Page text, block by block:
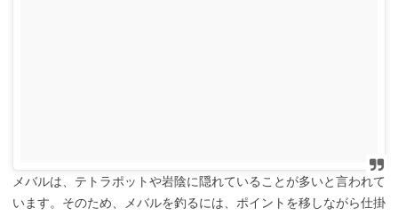
メバルは、テトラポットや岩陰に隠れていることが多いと言われて
います。そのため、メバルを釣るには、ポイントを移しながら仕掛